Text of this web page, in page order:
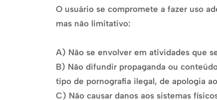
O usuário se compromete a fazer uso
mas não limitativo:
A) Não se envolver em atividades que
B) Não difundir propaganda ou
tipo de pornografia ilegal, de apologia
C) Não causar danos aos sistemas